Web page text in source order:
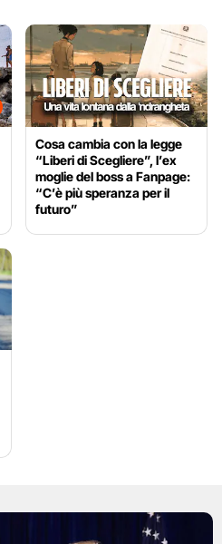
Cosa cambia con la legge
“Liberi di Scegliere”, l’ex
moglie del boss a Fanpage:
“C’è più speranza per il
futuro”